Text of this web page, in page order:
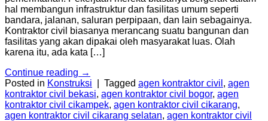
hal membangun infrastruktur dan fasilitas umum seperti
bandara, jalanan, saluran perpipaan, dan lain sebagainya.
Kontraktor civil biasanya merancang suatu bangunan dan
fasilitas yang akan dipakai oleh masyarakat luas. Olah
karena itu, ada kata […]
Continue reading →
Posted in Konstruksi Tagged agen kontraktor civil , agen
kontraktor civil bekasi, agen kontraktor civil bogor, agen
kontraktor civil cikampek, agen kontraktor civil cikarang,
agen kontraktor civil cikarang selatan, agen kontraktor civil